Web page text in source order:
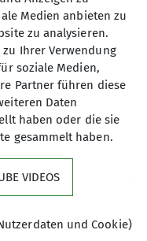
Vereins-
um sie
zu
erleben. Mal ein
Medien anbieten zu
zu analysieren.
Ihrer Verwendung
soziale Medien,
Partner führen diese
Daten
haben oder die sie
gesammelt haben.
VIDEOS
und Cookie)